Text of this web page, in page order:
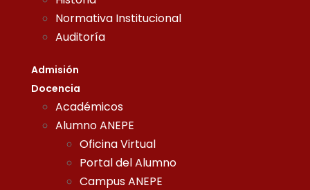
Normativa Institucional
Auditoría
Admisión
Docencia
Académicos
Alumno ANEPE
Oficina Virtual
Portal del Alumno
Campus ANEPE